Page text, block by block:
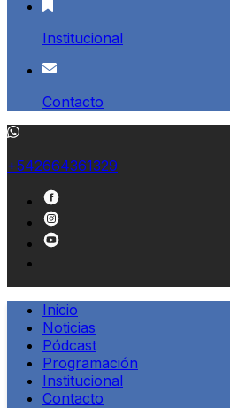
Institucional
Contacto
+542664361329
Inicio
Noticias
Pódcast
Programación
Institucional
Contacto